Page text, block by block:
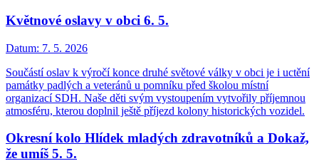
Květnové oslavy v obci 6. 5.
Datum: 7. 5. 2026
Součástí oslav k výročí konce druhé světové války v obci je i uctění
památky padlých a veteránů u pomníku před školou místní
organizací SDH. Naše děti svým vystoupením vytvořily příjemnou
atmosféru, kterou doplnil ještě příjezd kolony historických vozidel.
Okresní kolo Hlídek mladých zdravotníků a Dokaž,
že umíš 5. 5.